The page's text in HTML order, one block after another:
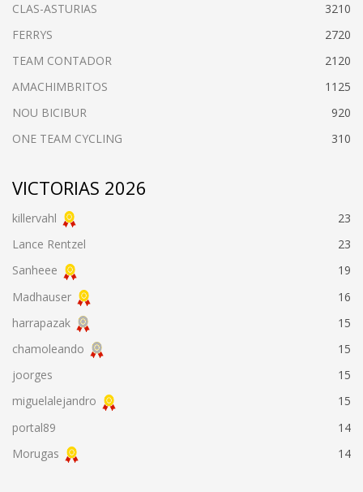
CLAS-ASTURIAS
3210
FERRYS
2720
TEAM CONTADOR
2120
AMACHIMBRITOS
1125
NOU BICIBUR
920
ONE TEAM CYCLING
310
VICTORIAS 2026
killervahl
23
Lance Rentzel
23
Sanheee
19
Madhauser
16
harrapazak
15
chamoleando
15
joorges
15
miguelalejandro
15
portal89
14
Morugas
14